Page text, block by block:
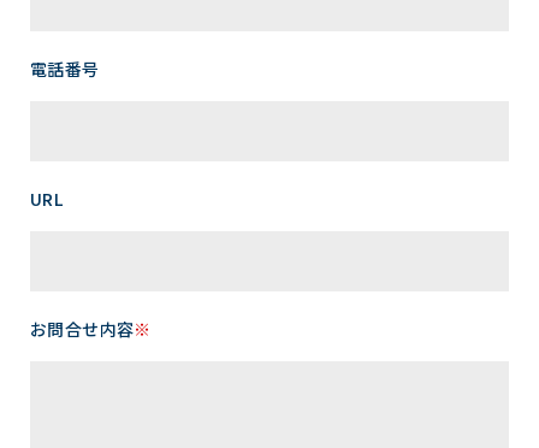
電話番号
URL
お問合せ内容※